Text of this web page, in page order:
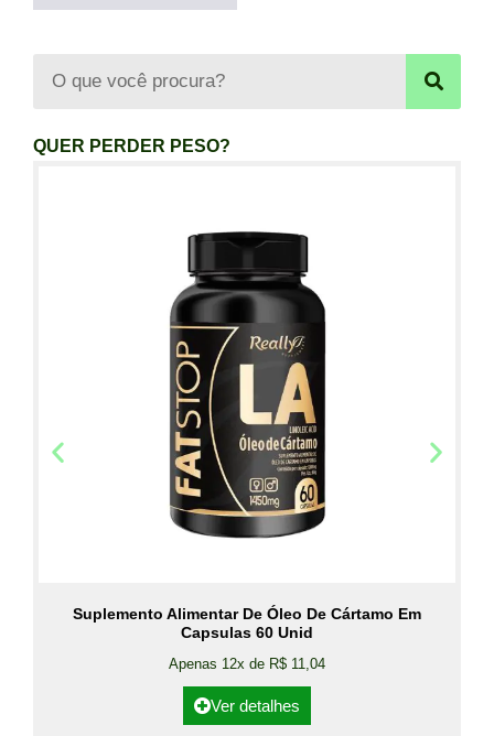
QUER PERDER PESO?
Suplemento Alimentar De Óleo De Cártamo Em
Capsulas 60 Unid
Apenas 12x de R$ 11,04
Ver detalhes